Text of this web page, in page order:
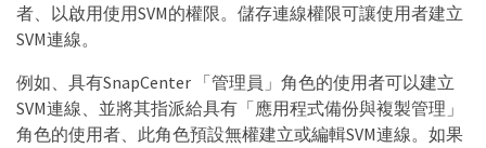
者、以啟用使用SVM的權限。儲存連線權限可讓使用者建立
SVM連線。
例如、具有SnapCenter 「管理員」角色的使用者可以建立
SVM連線、並將其指派給具有「應用程式備份與複製管理」
角色的使用者、此角色預設無權建立或編輯SVM連線。如果